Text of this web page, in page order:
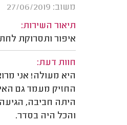
משוב: 27/06/2019
תיאור השירות:
איפור ותסרוקת
חוות דעת:
היא מעולה! אני
החזיק מעמד גם
היתה חביבה,
והכל היה בסדר.